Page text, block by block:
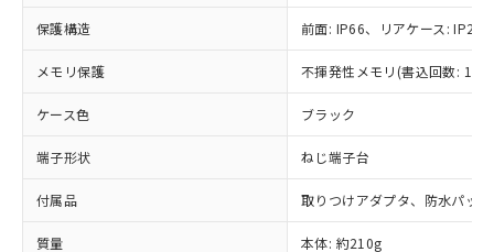
保護構造 前面: IP66、リアケース: IP20
メモリ保護 不揮発性メモリ(書込回数: 100
ケース色 ブラック
端子形状 ねじ端子台
付属品 取りつけアダプタ、防水パッ
質量
本体: 約210g
ご利用条件
以下の条件をお読みいただき、同意のうえ
本サービスは、当社制御機器事業取扱
商品の当社在庫状況および標準価格
当社制御機器事業取扱商品の中には、
商品です。
対応予定なし：EU RoHS指令（10物質）の
非含有に非対応の商品で、対応品を出す予
調査・確認中：EU RoHS指令（10物質）の
非含有の対応状況を調査中または確認中の
非該当品：ライセンス料など無形物で、有
害物質有無と関係のない商品です。
仕入先様の事情により、非含有部品として
※1 中国RoHS○×表
「○」：最大均質材料含有率が中国RoHSの
基準値以下であることを示します。
「×」：最大均質材料含有率が中国RoHSの